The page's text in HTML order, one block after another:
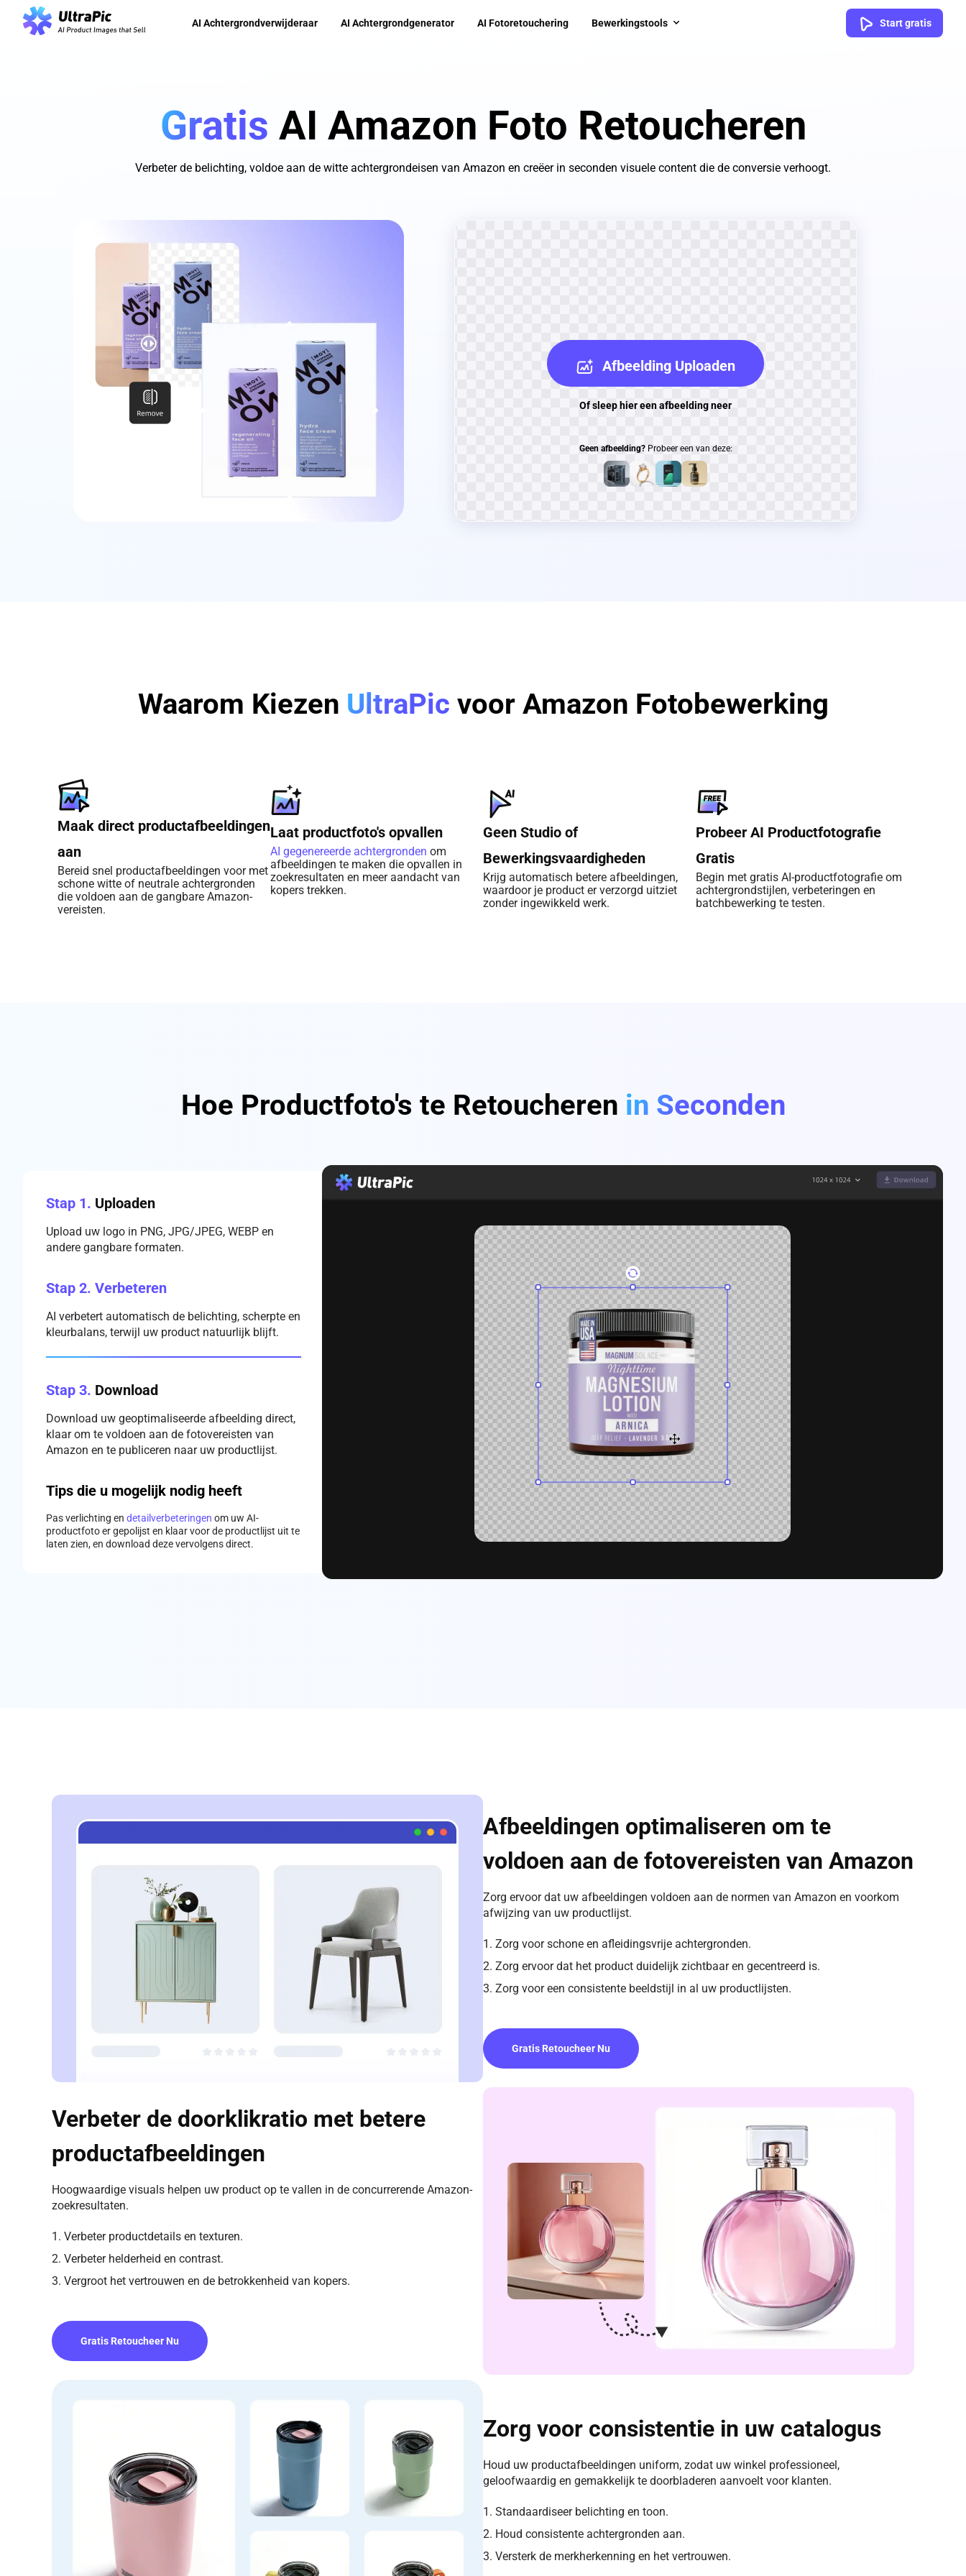
AI Achtergrondverwijderaar AI Achtergrondgenerator AI Fotoretouchering Bewerkingstools Start gratis
Gratis AI Amazon Foto Retoucheren
Verbeter de belichting, voldoe aan de witte achtergrondeisen van Amazon en creëer in seconden visuele content die de conversie verhoogt.
Afbeelding Uploaden
Of sleep hier een afbeelding neer
Geen afbeelding?Probeer een van deze:
Waarom Kiezen UltraPic voor Amazon Fotobewerking
Maak direct productafbeeldingen
aan
Bereid snel productafbeeldingen voor met
schone witte of neutrale achtergronden
die voldoen aan de gangbare Amazon-
vereisten.
Laat productfoto's opvallen
AI gegenereerde achtergronden om
afbeeldingen te maken die opvallen in
zoekresultaten en meer aandacht van
kopers trekken.
Geen Studio of
Bewerkingsvaardigheden
Krijg automatisch betere afbeeldingen,
waardoor je product er verzorgd uitziet
zonder ingewikkeld werk.
Probeer AI Productfotografie
Gratis
Begin met gratis AI-productfotografie om
achtergrondstijlen, verbeteringen en
batchbewerking te testen.
Hoe Productfoto's te Retoucheren in Seconden
Stap 1. Uploaden
Upload uw logo in PNG, JPG/JPEG, WEBP en
andere gangbare formaten.
Stap 2. Verbeteren
AI verbetert automatisch de belichting, scherpte en
kleurbalans, terwijl uw product natuurlijk blijft.
Stap 3. Download
Download uw geoptimaliseerde afbeelding direct,
klaar om te voldoen aan de fotovereisten van
Amazon en te publiceren naar uw productlijst.
Tips die u mogelijk nodig heeft
Pas verlichting en detailverbeteringen om uw AI-
productfoto er gepolijst en klaar voor de productlijst uit te
laten zien, en download deze vervolgens direct.
Afbeeldingen optimaliseren om te
voldoen aan de fotovereisten van Amazon
Zorg ervoor dat uw afbeeldingen voldoen aan de normen van Amazon en voorkom
afwijzing van uw productlijst.
1. Zorg voor schone en afleidingsvrije achtergronden.
2. Zorg ervoor dat het product duidelijk zichtbaar en gecentreerd is.
3. Zorg voor een consistente beeldstijl in al uw productlijsten.
Gratis Retoucheer Nu
Verbeter de doorklikratio met betere
productafbeeldingen
Hoogwaardige visuals helpen uw product op te vallen in de concurrerende Amazon-
zoekresultaten.
1. Verbeter productdetails en texturen.
2. Verbeter helderheid en contrast.
3. Vergroot het vertrouwen en de betrokkenheid van kopers.
Gratis Retoucheer Nu
Zorg voor consistentie in uw catalogus
Houd uw productafbeeldingen uniform, zodat uw winkel professioneel,
geloofwaardig en gemakkelijk te doorbladeren aanvoelt voor klanten.
1. Standaardiseer belichting en toon.
2. Houd consistente achtergronden aan.
3. Versterk de merkherkenning en het vertrouwen.